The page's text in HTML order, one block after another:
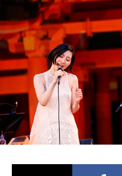
2.5次元 配信・Vtuber
最新記事一覧
アニメ記事一覧
アニメ映画一覧
今期アニメ曜日別一覧
春アニメ